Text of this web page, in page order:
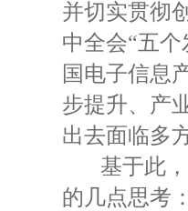
并切实贯彻
中全会“五
国电子信息
步提升、产
出去面临多
基于此，
的几点思考